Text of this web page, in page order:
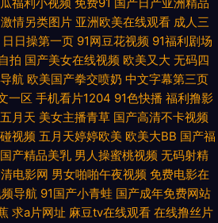
美在线高清 超碰欧美色中色 久久精品一区 丝
线 国产一级二 日韩一区二区三区极品 91国偷
院77 精品国产影视乱伦 国内精品视频区在 日
线 国产欲乱一级视频 日本不卡三区 伊人青青
播放 亚洲高清情侣网站 成人精品综合免费视
国产精品免费人妻 韩国无码H片 日本一卡2卡3
福利小视频 免费91 国产日产亚洲精品
激情另类图片 亚洲欧美在线观看 成人三
日日操第一页 91网豆花视频 91福利剧场
拍 国产美女在线视频 欧美又大 无码四
航 欧美国产拳交喷奶 中文字幕第三页
一区 手机看片1204 91色快播 福利撸影
月天 美女主播青草 国产高清不卡视频
视频 五月天婷婷欧美 欧美大BB 国产福
国产精品美乳 男人操蜜桃视频 无码射精
电影网 男女啪啪午夜视频 免费电影在
导航 91国产小青蛙 国产成年免费网站
求a片网址 麻豆tv在线观看 在线撸丝片